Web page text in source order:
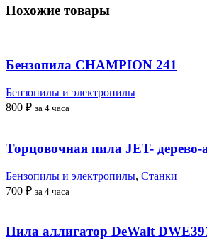
Похожие товары
Бензопила CHAMPION 241
Бензопилы и электропилы
800 ₽ за 4 часа
Торцовочная пила JET-
Бензопилы и электропилы, Станки
700 ₽ за 4 часа
Пила аллигатор DeWalt